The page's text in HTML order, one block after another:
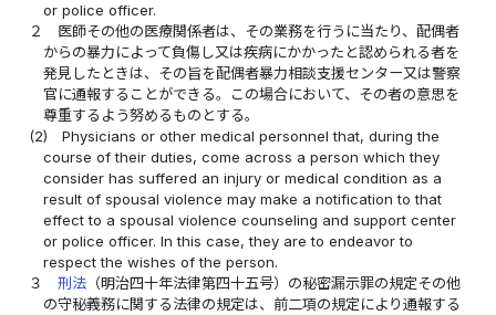
or police officer.
２
医師その他の医療関係者は、その業務を行うに当たり、配偶者
からの暴力によって負傷し又は疾病にかかったと認められる者を
発見したときは、その旨を配偶者暴力相談支援センター又は警察
官に通報することができる。この場合において、その者の意思を
尊重するよう努めるものとする。
(2)
Physicians or other medical personnel that, during the
course of their duties, come across a person which they
consider has suffered an injury or medical condition as a
result of spousal violence may make a notification to that
effect to a spousal violence counseling and support center
or police officer. In this case, they are to endeavor to
respect the wishes of the person.
３
刑法 （明治四十年法律第四十五号）の秘密漏示罪の規定その他
の守秘義務に関する法律の規定は、前二項の規定により通報する